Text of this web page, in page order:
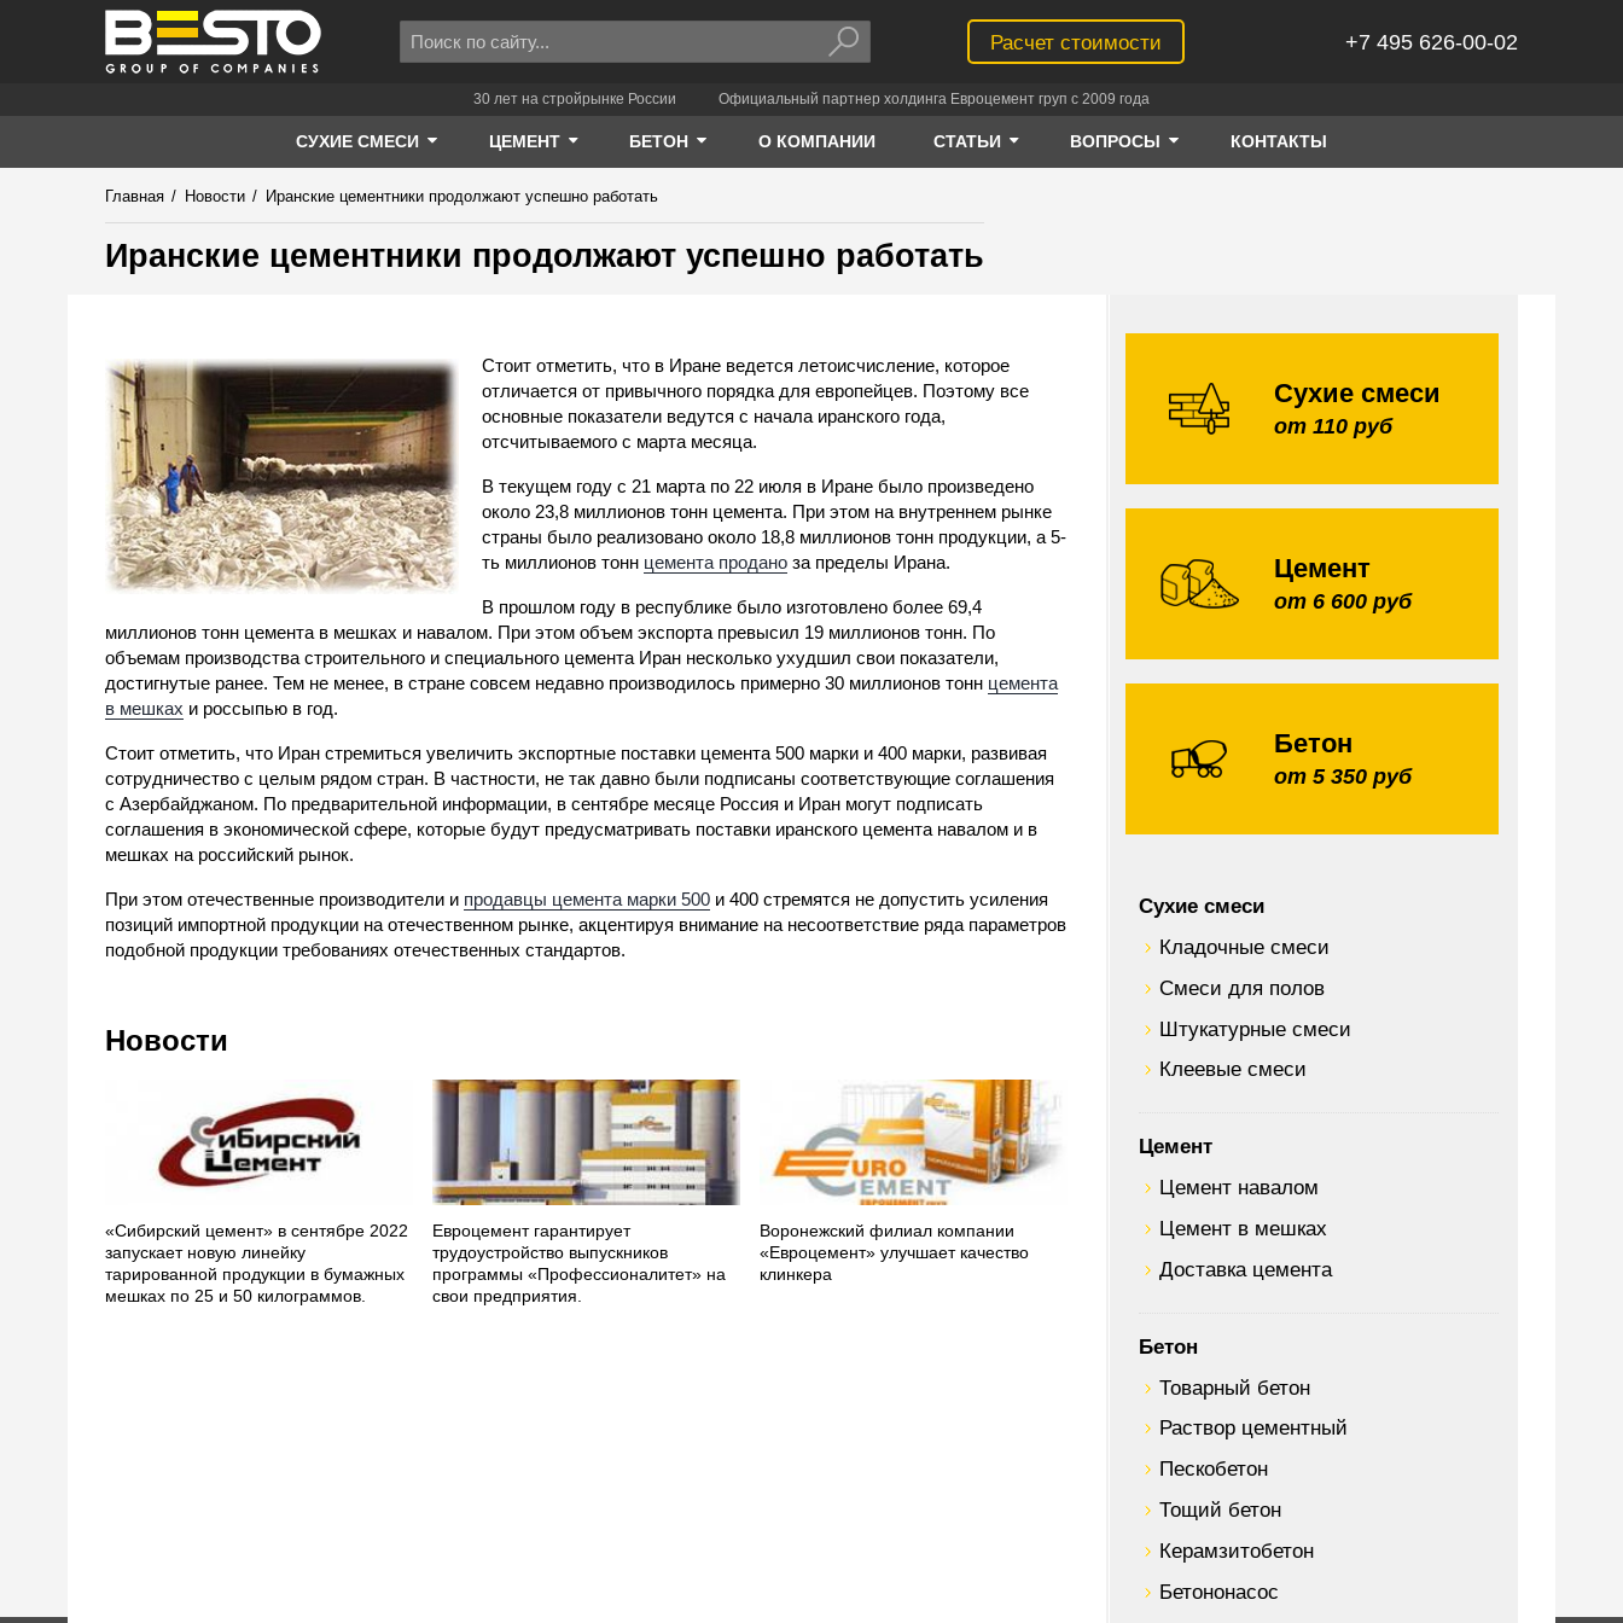
Расчет стоимости +7 495 626-00-02
30 лет на стройрынке России Официальный партнер холдинга Евроцемент груп с 2009 года
СУХИЕ СМЕСИ ЦЕМЕНТ БЕТОН О КОМПАНИИ СТАТЬИ ВОПРОСЫ КОНТАКТЫ
Главная / Новости / Иранские цементники продолжают успешно работать
Иранские цементники продолжают успешно работать
Стоит отметить, что в Иране ведется летоисчисление, которое
отличается от привычного порядка для европейцев. Поэтому все
основные показатели ведутся с начала иранского года,
отсчитываемого с марта месяца.
В текущем году с 21 марта по 22 июля в Иране было произведено
около 23,8 миллионов тонн цемента. При этом на внутреннем рынке
страны было реализовано около 18,8 миллионов тонн продукции, а 5-
ть миллионов тонн цемента продано за пределы Ирана.
В прошлом году в республике было изготовлено более 69,4
миллионов тонн цемента в мешках и навалом. При этом объем экспорта превысил 19 миллионов тонн. По
объемам производства строительного и специального цемента Иран несколько ухудшил свои показатели,
достигнутые ранее. Тем не менее, в стране совсем недавно производилось примерно 30 миллионов тонн цемента
в мешках и россыпью в год.
Стоит отметить, что Иран стремиться увеличить экспортные поставки цемента 500 марки и 400 марки, развивая
сотрудничество с целым рядом стран. В частности, не так давно были подписаны соответствующие соглашения
с Азербайджаном. По предварительной информации, в сентябре месяце Россия и Иран могут подписать
соглашения в экономической сфере, которые будут предусматривать поставки иранского цемента навалом и в
мешках на российский рынок.
При этом отечественные производители и продавцы цемента марки 500 и 400 стремятся не допустить усиления
позиций импортной продукции на отечественном рынке, акцентируя внимание на несоответствие ряда параметров
подобной продукции требованиях отечественных стандартов.
Новости
«Сибирский цемент» в сентябре 2022
запускает новую линейку
тарированной продукции в бумажных
мешках по 25 и 50 килограммов.
Евроцемент гарантирует
трудоустройство выпускников
программы «Профессионалитет» на
свои предприятия.
Воронежский филиал компании
«Евроцемент» улучшает качество
клинкера
Сухие смеси
от 110 руб
Цемент
от 6 600 руб
Бетон
от 5 350 руб
Сухие смеси
Кладочные смеси
Смеси для полов
Штукатурные смеси
Клеевые смеси
Цемент
Цемент навалом
Цемент в мешках
Доставка цемента
Бетон
Товарный бетон
Раствор цементный
Пескобетон
Тощий бетон
Керамзитобетон
Бетононасос